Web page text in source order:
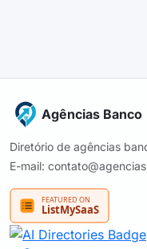
Agências Banco
Diretório de agências
E-mail: